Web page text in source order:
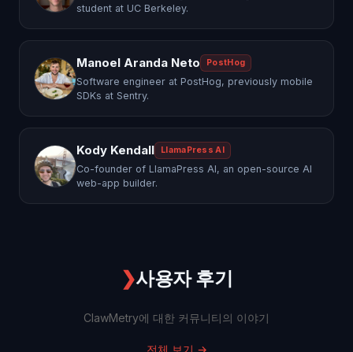
student at UC Berkeley.
Manoel Aranda Neto PostHog
Software engineer at PostHog, previously mobile
SDKs at Sentry.
Kody Kendall LlamaPress AI
Co-founder of LlamaPress AI, an open-source AI
web-app builder.
❯사용자 후기
ClawMetry에 대한 커뮤니티의 이야기
전체 보기 →